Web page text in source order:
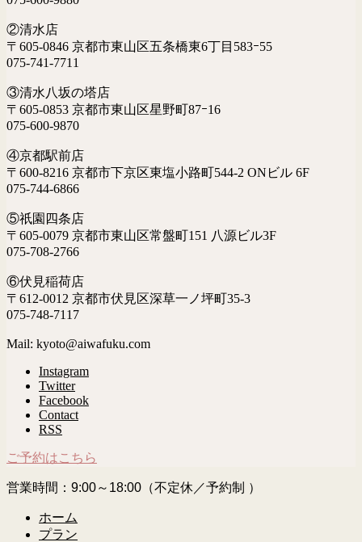
②清水店
〒605-0846 京都市東山区五条橋東6丁目583ｰ55
075-741-7711
③清水八坂の塔店
〒605-0853 京都市東山区星野町87ｰ16
075-600-9870
④京都駅前店
〒600-8216 京都市下京区東塩小路町544-2 ONビル 6F
075-744-6866
⑤祇園四条店
〒605-0079 京都市東山区常盤町151 八源ビル3F
075-708-2766
⑥伏見稲荷店
〒612-0012 京都市伏見区深草一ノ坪町35-3
075-748-7117
Mail: kyoto@aiwafuku.com
Instagram
Twitter
Facebook
Contact
RSS
ご予約はこちら
営業時間：9:00～18:00（不定休／予約制 ）
ホーム
プラン